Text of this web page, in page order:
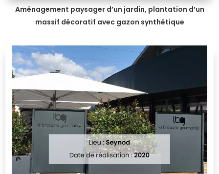
Aménagement paysager d’un jardin, plantation d’un
massif décoratif avec gazon synthétique